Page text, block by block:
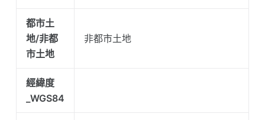
都市土
地/非都
市土地
非都市土地
經緯度
_WGS84